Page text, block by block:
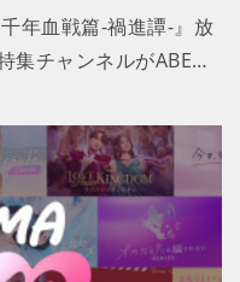
年血戦篇-禍進譚-』放
集チャンネルがABE…